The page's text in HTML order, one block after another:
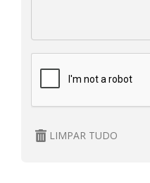
LIMPAR TUDO